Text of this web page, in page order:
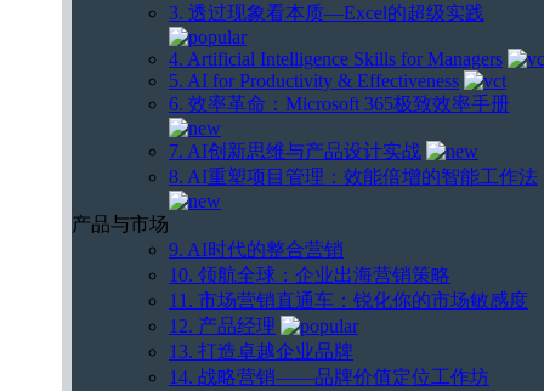
3. 透过现象看本质—Excel的超级实践
4. Artificial Intelligence Skills for Managers
5. AI for Productivity & Effectiveness
6. 效率革命：Microsoft 365极致效率手册
7. AI创新思维与产品设计实战
8. AI重塑项目管理：效能倍增的智能工作法
产品与市场
9. AI时代的整合营销
10. 领航全球：企业出海营销策略
11. 市场营销直通车：锐化你的市场敏感度
12. 产品经理
13. 打造卓越企业品牌
14. 战略营销——品牌价值定位工作坊